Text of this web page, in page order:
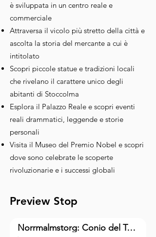
è sviluppata in un centro reale e
commerciale
Attraversa il vicolo più stretto della città e
ascolta la storia del mercante a cui è
intitolato
Scopri piccole statue e tradizioni locali
che rivelano il carattere unico degli
abitanti di Stoccolma
Esplora il Palazzo Reale e scopri eventi
reali drammatici, leggende e storie
personali
Visita il Museo del Premio Nobel e scopri
dove sono celebrate le scoperte
rivoluzionarie e i successi globali
Preview Stop
Norrmalmstorg: Conio del Termine "Sindrome di Stoccolma"(1)